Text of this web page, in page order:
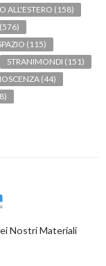
ALL'ESTERO (158)
(576)
(115)
STRANIMONDI (151)
(44)
Nostri Materiali